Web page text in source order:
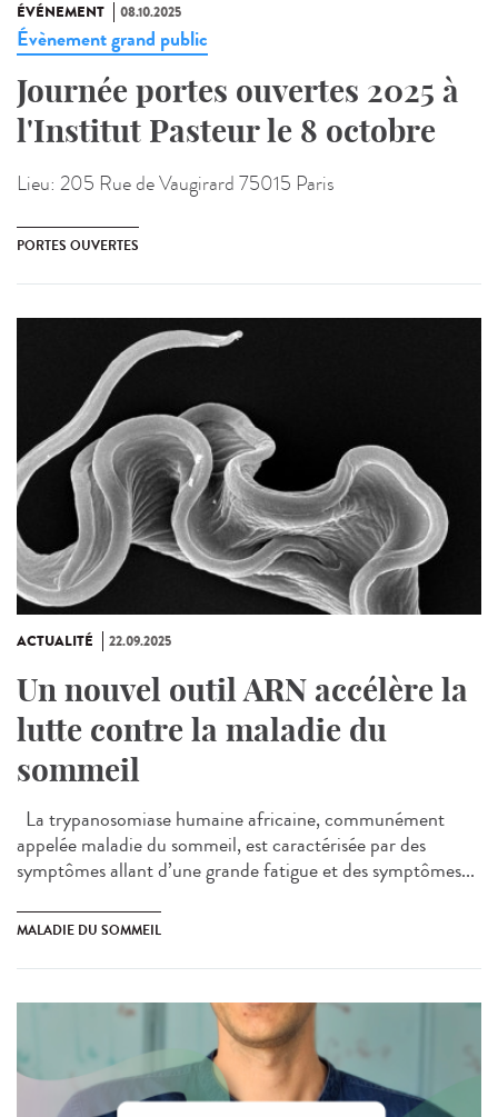
ÉVÉNEMENT 08.10.2025
Évènement grand public
Journée portes ouvertes 2025 à
l'Institut Pasteur le 8 octobre
Lieu: 205 Rue de Vaugirard 75015 Paris
PORTES OUVERTES
ACTUALITÉ 22.09.2025
Un nouvel outil ARN accélère la
lutte contre la maladie du
sommeil
La trypanosomiase humaine africaine, communément
appelée maladie du sommeil, est caractérisée par des
symptômes allant d’une grande fatigue et des symptômes...
MALADIE DU SOMMEIL